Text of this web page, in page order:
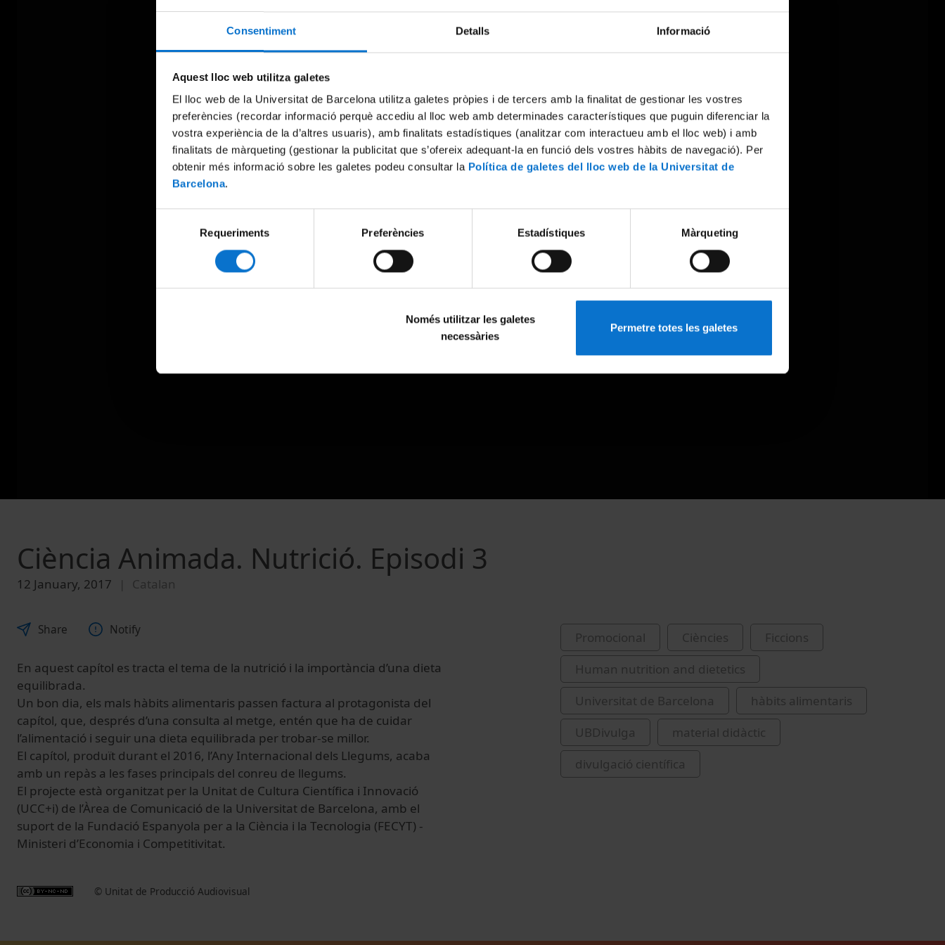
Consentiment Detalls Informació
Aquest lloc web utilitza galetes
El lloc web de la Universitat de Barcelona utilitza galetes pròpies i de tercers amb la finalitat de gestionar les vostres
preferències (recordar informació perquè accediu al lloc web amb determinades característiques que puguin diferenciar la
vostra experiència de la d’altres usuaris), amb finalitats estadístiques (analitzar com interactueu amb el lloc web) i amb
finalitats de màrqueting (gestionar la publicitat que s’ofereix adequant-la en funció dels vostres hàbits de navegació). Per
obtenir més informació sobre les galetes podeu consultar la Política de galetes del lloc web de la Universitat de
Barcelona.
Requeriments Preferències Estadístiques Màrqueting
Només utilitzar les galetes
necessàries
Permetre totes les galetes
Try again
Ciència Animada. Nutrició. Episodi 3
12 January, 2017 Catalan
Share Notify
En aquest capítol es tracta el tema de la nutrició i la importància d’una dieta
equilibrada.
Un bon dia, els mals hàbits alimentaris passen factura al protagonista del
capítol, que, després d’una consulta al metge, entén que ha de cuidar
l’alimentació i seguir una dieta equilibrada per trobar-se millor.
El capítol, produït durant el 2016, l’Any Internacional dels Llegums, acaba
amb un repàs a les fases principals del conreu de llegums.
El projecte està organitzat per la Unitat de Cultura Científica i Innovació
(UCC+i) de l’Àrea de Comunicació de la Universitat de Barcelona, amb el
suport de la Fundació Espanyola per a la Ciència i la Tecnologia (FECYT) -
Ministeri d’Economia i Competitivitat.
© Unitat de Producció Audiovisual
Promocional Ciències
Ficcions
Human nutrition and dietetics
Universitat de Barcelona
hàbits alimentaris
UBDivulga
material didàctic
divulgació científica